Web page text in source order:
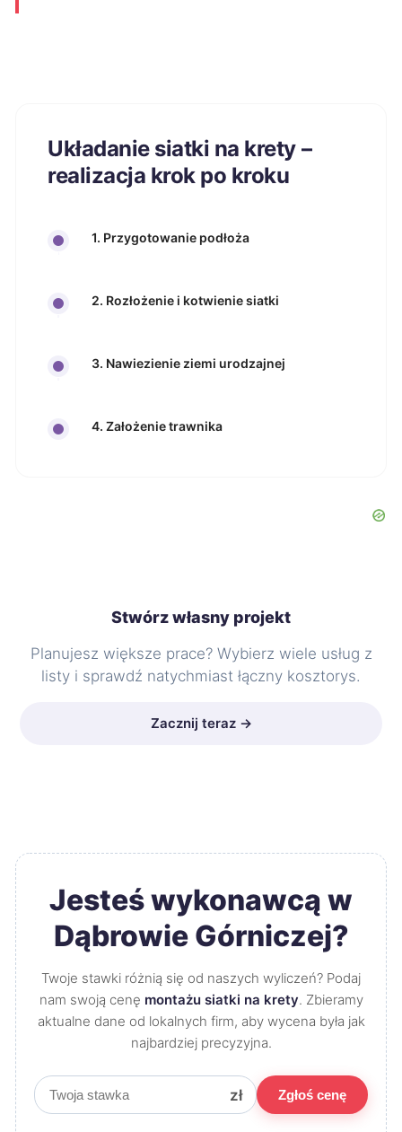
Układanie siatki na krety –
realizacja krok po kroku
1. Przygotowanie podłoża
2. Rozłożenie i kotwienie siatki
3. Nawiezienie ziemi urodzajnej
4. Założenie trawnika
Stwórz własny projekt
Planujesz większe prace? Wybierz wiele usług z
listy i sprawdź natychmiast łączny kosztorys.
Zacznij teraz →
Jesteś wykonawcą w
Dąbrowie Górniczej?
Twoje stawki różnią się od naszych wyliczeń? Podaj
nam swoją cenę montażu siatki na krety. Zbieramy
aktualne dane od lokalnych firm, aby wycena była jak
najbardziej precyzyjna.
zł Zgłoś cenę